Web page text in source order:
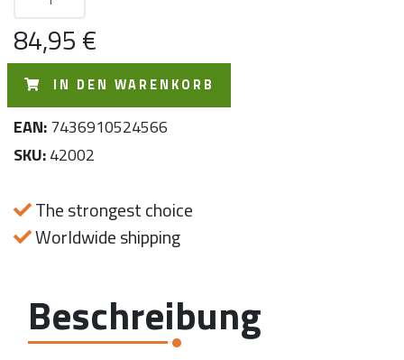
84,95 €
IN DEN WARENKORB
EAN:7436910524566
SKU:42002
The strongest choice
Worldwide shipping
Beschreibung